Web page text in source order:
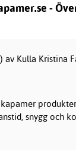
-
av Kulla Kristina
snygg och